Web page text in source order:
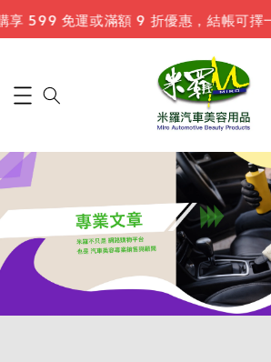
免運或滿額 9 折優惠，結帳可擇一使